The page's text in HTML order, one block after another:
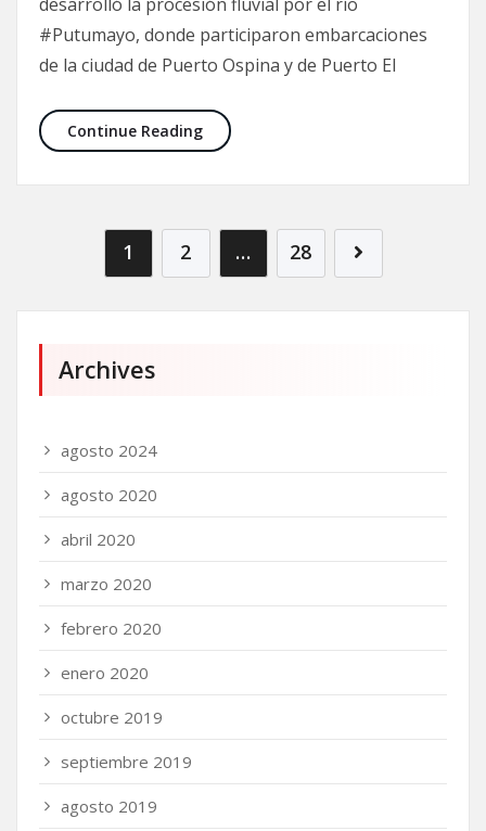
#Putumayo, donde participaron embarcaciones
de la ciudad de Puerto Ospina y de Puerto El
Continue Reading
1 2 … 28
Archives
agosto 2024
agosto 2020
abril 2020
marzo 2020
febrero 2020
enero 2020
octubre 2019
septiembre 2019
agosto 2019